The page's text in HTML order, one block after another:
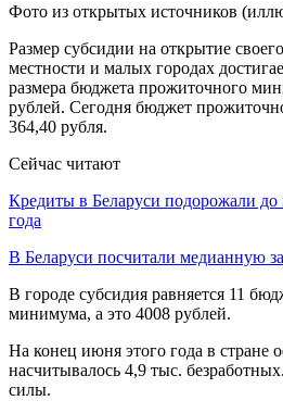
Фото из открытых источников
Размер субсидии на открытие
местности и малых городах
размера бюджета прожиточного
рублей. Сегодня бюджет
364,40 рубля.
Сейчас читают
Кредиты в Беларуси подорожали до
года
В Беларуси посчитали медианную
В городе субсидия равняется 11
минимума, а это 4008 рублей.
На конец июня этого года в стране
насчитывалось 4,9 тыс.
силы.